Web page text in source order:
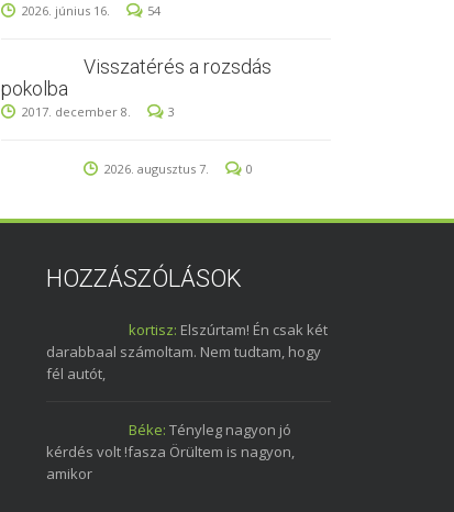
2026. június 16. 54
Visszatérés a rozsdás
pokolba
2017. december 8. 3
2026. augusztus 7. 0
HOZZÁSZÓLÁSOK
kortisz: Elszúrtam! Én csak két
darabbaal számoltam. Nem tudtam, hogy
fél autót,
Béke: Tényleg nagyon jó
kérdés volt !fasza Örültem is nagyon,
amikor